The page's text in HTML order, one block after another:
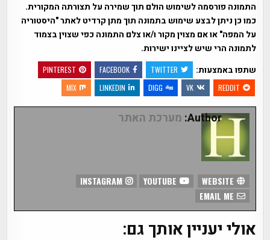
התמונה פורסמה לשימוש הולם תוך שמירה על תצורתה המקורית.
כמו כן ניתן לבצע שימוש בתמונה תוך מתן קרדיט לאתר "היסטוריה
על המפה" או אם מצוין מקור ו/או צלם התמונה כפי שצוין בצמוד
לתמונה הרי שיש לציינו ישירות.
שתפו באמצעות:
TWITTER
FACEBOOK
PINTEREST
REDDIT
VK
DIGG
LINKEDIN
MIX
Author: מערכת האתר
INSTAGRAM
אולי יעניין אותך גם: